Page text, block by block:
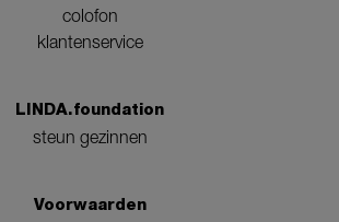
colofon
klantenservice
LINDA.foundation
steun gezinnen
Voorwaarden